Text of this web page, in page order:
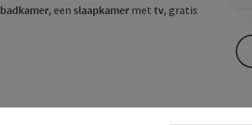
badkamer, een slaapkamer met tv, gratis